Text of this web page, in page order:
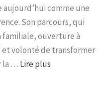
aujourd’hui comme une
Son parcours, qui
ouverture à
et volonté de transformer
la … Lire plus